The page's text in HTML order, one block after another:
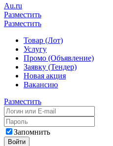
Au.ru
Разместить
Разместить
Товар (Лот)
Услугу
Промо (Объявление)
Заявку (Тендер)
Новая акция
Вакансию
Разместить
Запомнить
Войти